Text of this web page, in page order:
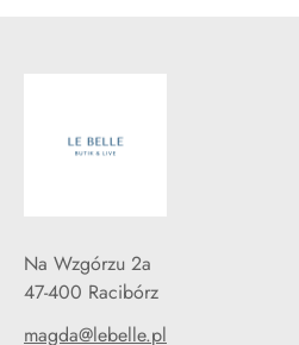
Na Wzgórzu 2a
47-400 Racibórz
magda@lebelle.pl